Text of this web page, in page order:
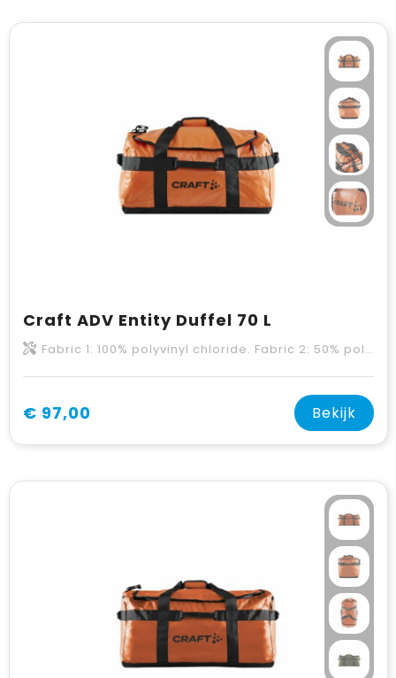
Craft ADV Entity Duffel 70 L
Fabric 1: 100% polyvinyl chloride. Fabric 2: 50% polyester-recycled, 50% polyurethane. Fabric 3: 100% polyester.
€ 97,00 Bekijk